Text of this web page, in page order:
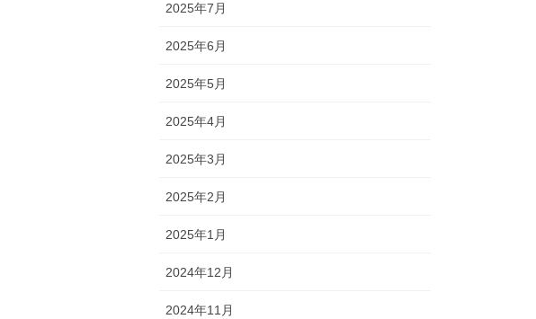
2025年7月
2025年6月
2025年5月
2025年4月
2025年3月
2025年2月
2025年1月
2024年12月
2024年11月